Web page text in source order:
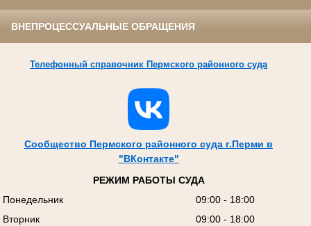
ВНЕПРОЦЕССУАЛЬНЫЕ ОБРАЩЕНИЯ
Телефонный справочник Пермского районного суда
Сообщество Пермского районного суда г.Перми в
"ВКонтакте"
РЕЖИМ РАБОТЫ СУДА
Понедельник
09:00 - 18:00
Вторник
09:00 - 18:00